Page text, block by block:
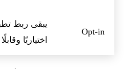
Opt-in
اختياريًا